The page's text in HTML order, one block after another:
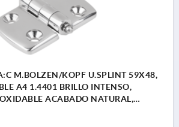
M.BOLZEN/KOPF U.SPLINT 59X48,
A4 1.4401 BRILLO INTENSO,
ACABADO NATURAL,